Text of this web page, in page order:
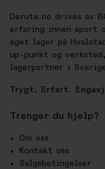
Derute.no drives av
erfaring innen
eget lager på
up-punkt og
lagerpartner i
Trygt. Erfart.
Trenger du hjelp?
Om oss
Kontakt oss
Salgsbetingelser